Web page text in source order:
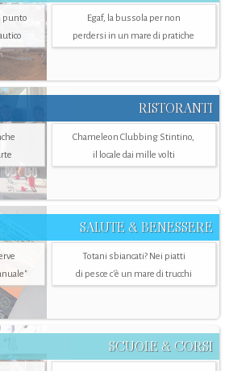
punto
Egaf, la bussola per non
perdersi in un mare di pratiche
RISTORANTI
Chameleon Clubbing Stintino,
il locale dai mille volti
SALUTE & BENESSERE
Totani sbiancati? Nei piatti
di pesce c'è un mare di trucchi
SCUOLE & CORSI